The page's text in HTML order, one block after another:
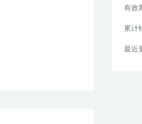
有效
累计
最近